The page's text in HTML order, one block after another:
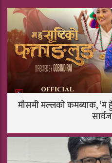
मौसमी मल्लको कमब्याक, ‘म